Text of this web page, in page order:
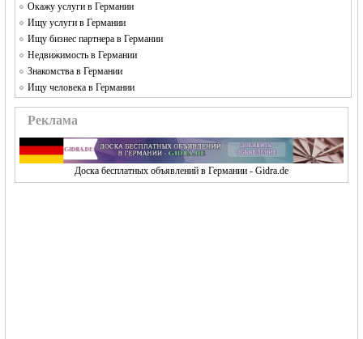
Окажу услуги в Германии
Ищу услуги в Германии
Ищу бизнес партнера в Германии
Недвижимость в Германии
Знакомства в Германии
Ищу человека в Германии
Реклама
Доска бесплатных объявлений в Германии - Gidra.de